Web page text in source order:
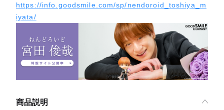
https://info.goodsmile.com/sp/nendoroid_toshiya_m
iyata/
商品説明